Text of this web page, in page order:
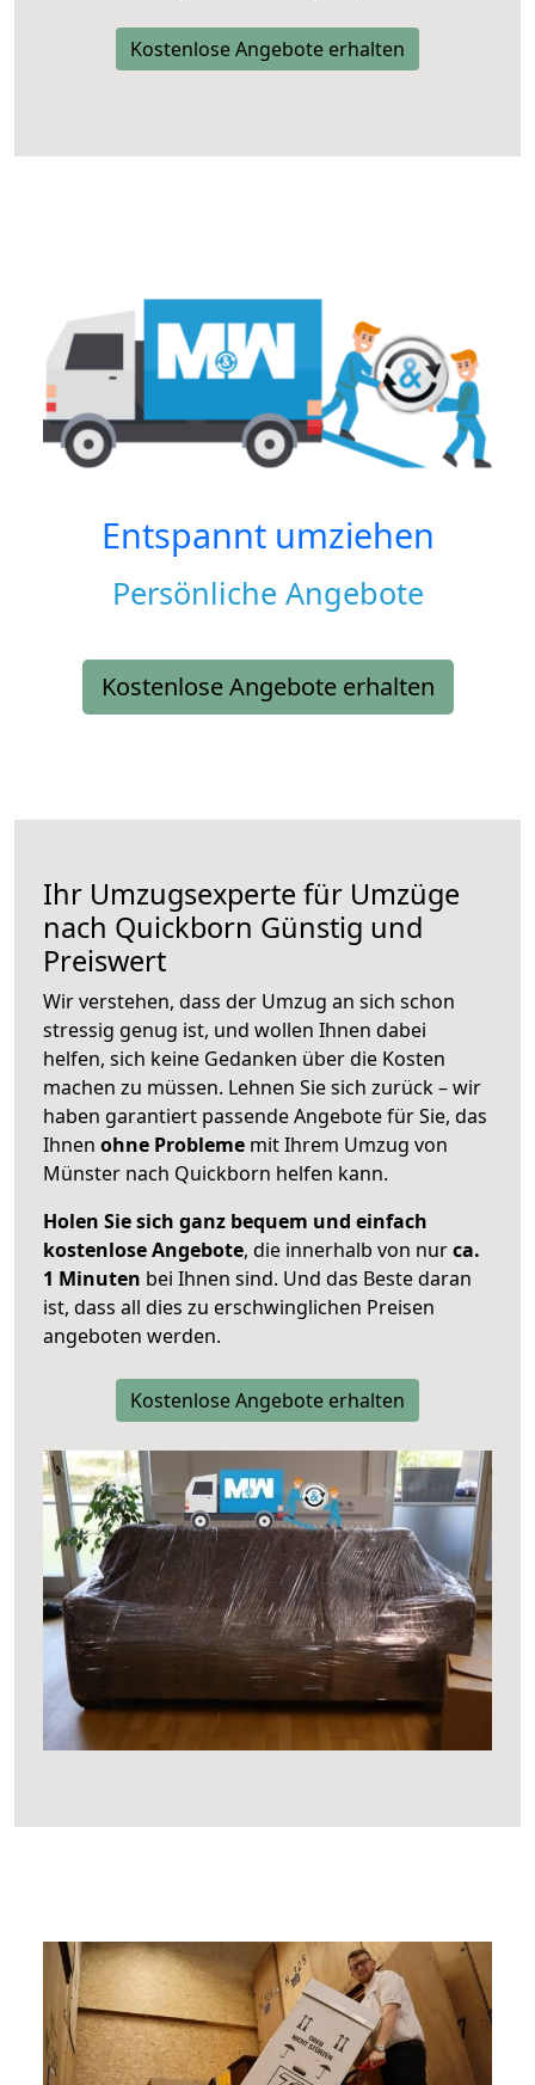
Kostenlose Angebote erhalten
Entspannt umziehen
Persönliche Angebote
Kostenlose Angebote erhalten
Ihr Umzugsexperte für Umzüge
nach Quickborn Günstig und
Preiswert
Wir verstehen, dass der Umzug an sich schon
stressig genug ist, und wollen Ihnen dabei
helfen, sich keine Gedanken über die Kosten
machen zu müssen. Lehnen Sie sich zurück – wir
haben garantiert passende Angebote für Sie, das
Ihnen ohne Probleme mit Ihrem Umzug von
Münster nach Quickborn helfen kann.
Holen Sie sich ganz bequem und einfach
kostenlose Angebote, die innerhalb von nurca.
1 Minuten bei Ihnen sind. Und das Beste daran
ist, dass all dies zu erschwinglichen Preisen
angeboten werden.
Kostenlose Angebote erhalten